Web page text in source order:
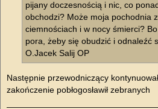
pijany doczesnością i nic, co
obchodzi? Może moja pochodnia
ciemnościach i w nocy śmierci?
pora, żeby się obudzić i odnaleźć
O.Jacek Salij OP
Następnie przewodniczący
zakończenie pobłogosławił zebranych